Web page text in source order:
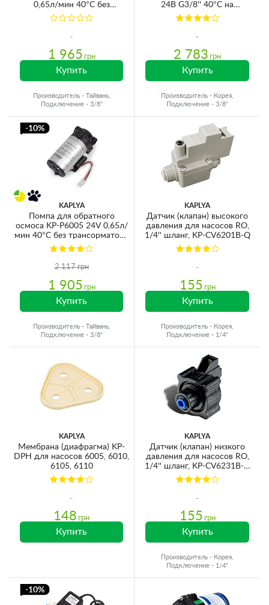
0,65л/мин 40°C без
трансорматора и датчиков
(для мембран 50-75GPD)
1 965 грн
Купить
Производитель - Тайвань,
Подключение - 3/8"
24В G3/8'' 40°C на
кронштейне с датчиками и
трансформатором (для
2 783 грн
Купить
Производитель - Корея,
Подключение - 3/8"
-10%
KAPLYA
Помпа для обратного
осмоса KP-P6005 24V 0,65л/
мин 40°C без трансорматора
и датчиков (для мембран 50-
75GPD)
2 117 грн
1 905 грн
Купить
Производитель - Тайвань,
Подключение - 3/8"
KAPLYA
Датчик (клапан) высокого
давления для насосов RO,
1/4'' шланг, KP-CV6201B-Q
155 грн
Купить
Производитель - Корея,
Подключение - 1/4"
KAPLYA
Мембрана (диафрагма) KP-
DPH для насосов 6005, 6010,
6105, 6110
148 грн
Купить
KAPLYA
Датчик (клапан) низкого
давления для насосов RO,
1/4'' шланг, KP-CV6231B-Q
(AQ-LP1000-B)
155 грн
Купить
Производитель - Корея,
Подключение - 1/4"
-10%